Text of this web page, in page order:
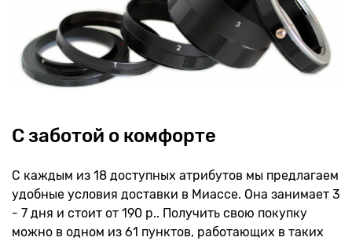
С заботой о комфорте
С каждым из 18 доступных атрибутов мы предлагаем
удобные условия доставки в Миассе. Она занимает 3
- 7 дня и стоит от 190 р.. Получить свою покупку
можно в одном из 61 пунктов, работающих в таких